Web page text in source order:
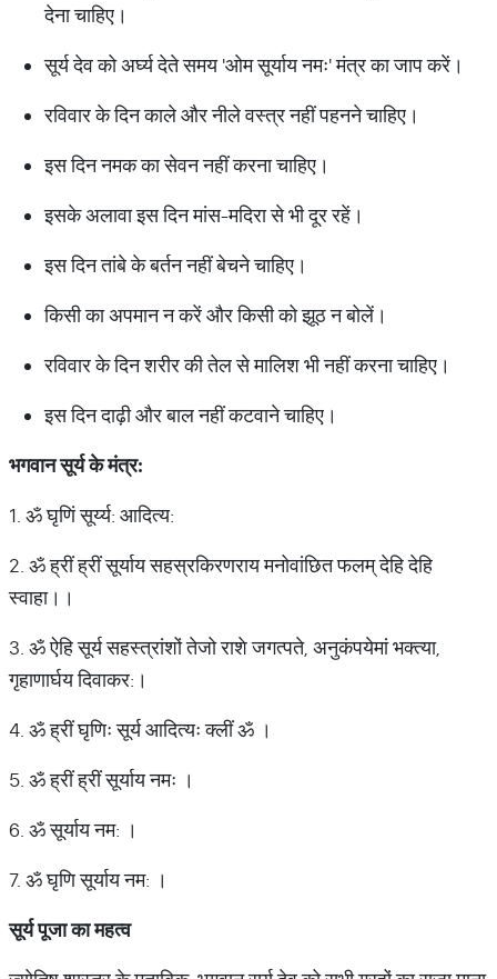
देना चाहिए।
सूर्य देव को अर्घ्य देते समय 'ओम सूर्याय नमः' मंत्र का जाप करें।
रविवार के दिन काले और नीले वस्त्र नहीं पहनने चाहिए।
इस दिन नमक का सेवन नहीं करना चाहिए।
इसके अलावा इस दिन मांस-मदिरा से भी दूर रहें।
इस दिन तांबे के बर्तन नहीं बेचने चाहिए।
किसी का अपमान न करें और किसी को झूठ न बोलें।
रविवार के दिन शरीर की तेल से मालिश भी नहीं करना चाहिए।
इस दिन दाढ़ी और बाल नहीं कटवाने चाहिए।
भगवानसूर्यकेमंत्र:
1. ॐ घृ‍णिं सूर्य्य: आदित्य:
2. ॐ ह्रीं ह्रीं सूर्याय सहस्रकिरणराय मनोवांछित फलम् देहि देहि
स्वाहा।।
3. ॐ ऐहि सूर्य सहस्त्रांशों तेजो राशे जगत्पते, अनुकंपयेमां भक्त्या,
गृहाणार्घय दिवाकर:।
4. ॐ ह्रीं घृणिः सूर्य आदित्यः क्लीं ॐ ।
5. ॐ ह्रीं ह्रीं सूर्याय नमः ।
6. ॐ सूर्याय नम: ।
7. ॐ घृणि सूर्याय नम: ।
सूर्यपूजाकामहत्व